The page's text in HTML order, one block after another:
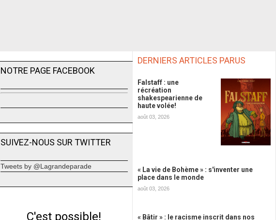
NOTRE PAGE FACEBOOK
SUIVEZ-NOUS SUR TWITTER
Tweets by @Lagrandeparade
C'est possible!
DERNIERS ARTICLES PARUS
Falstaff : une
récréation
shakespearienne de
haute volée!
août 03, 2026
« La vie de Bohème » : s'inventer une
place dans le monde
août 03, 2026
« Bâtir » : le racisme inscrit dans nos